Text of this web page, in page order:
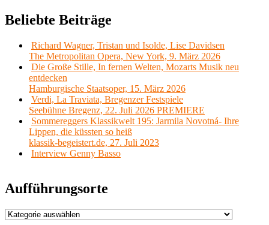
Beliebte Beiträge
Richard Wagner, Tristan und Isolde, Lise Davidsen
The Metropolitan Opera, New York, 9. März 2026
Die Große Stille, In fernen Welten, Mozarts Musik neu
entdecken
Hamburgische Staatsoper, 15. März 2026
Verdi, La Traviata, Bregenzer Festspiele
Seebühne Bregenz, 22. Juli 2026 PREMIERE
Sommereggers Klassikwelt 195: Jarmila Novotná- Ihre
Lippen, die küssten so heiß
klassik-begeistert.de, 27. Juli 2023
Interview Genny Basso
Aufführungsorte
Aufführungsorte